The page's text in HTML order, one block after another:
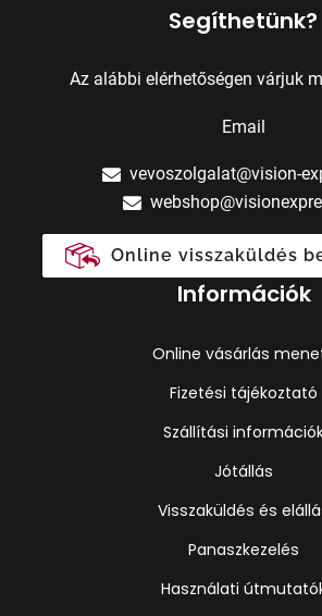
Segíthetünk?
Az alábbi elérhetőségen várjuk
Email
vevoszolgalat@vision-
Online visszaküldés
Információk
Online vásárlás
Fizetési tájékoztató
Szállítási
Jótállás
Visszaküldés és
Panaszkezelés
Használati